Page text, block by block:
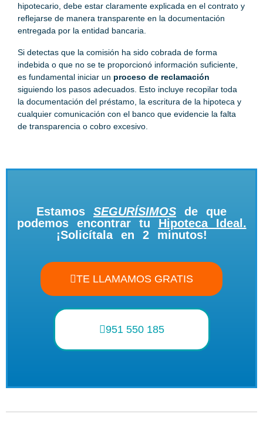
hipotecario, debe estar claramente explicada en el contrato y
reflejarse de manera transparente en la documentación
entregada por la entidad bancaria.
Si detectas que la comisión ha sido cobrada de forma
indebida o que no se te proporcionó información suficiente,
es fundamental iniciar un proceso de reclamación
siguiendo los pasos adecuados. Esto incluye recopilar toda
la documentación del préstamo, la escritura de la hipoteca y
cualquier comunicación con el banco que evidencie la falta
de transparencia o cobro excesivo.
Estamos SEGURÍSIMOS
de que
podemos encontrar tu Hipoteca Ideal.
¡Solicítala en 2 minutos!
TE LLAMAMOS GRATIS
951 550 185